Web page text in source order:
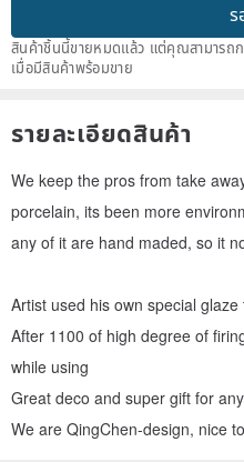
ร
สินค้าชิ้นนี้ขายหมดแล้ว แต่คุณสามารถ
เมื่อมีสินค้าพร้อมขาย
รายละเอียดสินค้า
We keep the pros from take
porcelain, its been more
any of it are hand maded, so it
Artist used his own special glaze
After 1100 of high degree of
while using
Great deco and super gift for
We are QingChen-design, nice